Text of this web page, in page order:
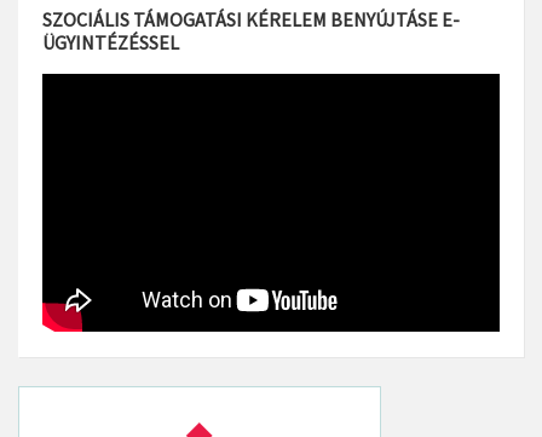
SZOCIÁLIS TÁMOGATÁSI KÉRELEM BENYÚJTÁSE E-
ÜGYINTÉZÉSSEL